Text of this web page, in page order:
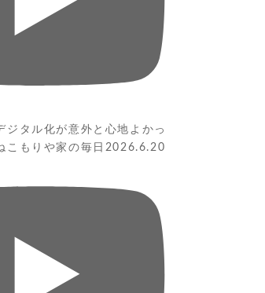
ジタル化が意外と心地よかっ
こもりや家の毎日2026.6.20